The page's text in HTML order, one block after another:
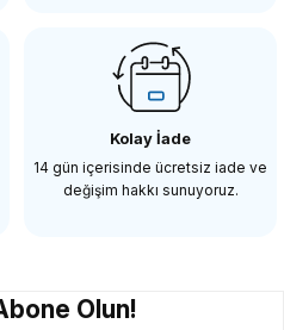
Mikrofonu
Kolay İade
14 gün içerisinde ücretsiz iade ve
değişim hakkı sunuyoruz.
Olun!